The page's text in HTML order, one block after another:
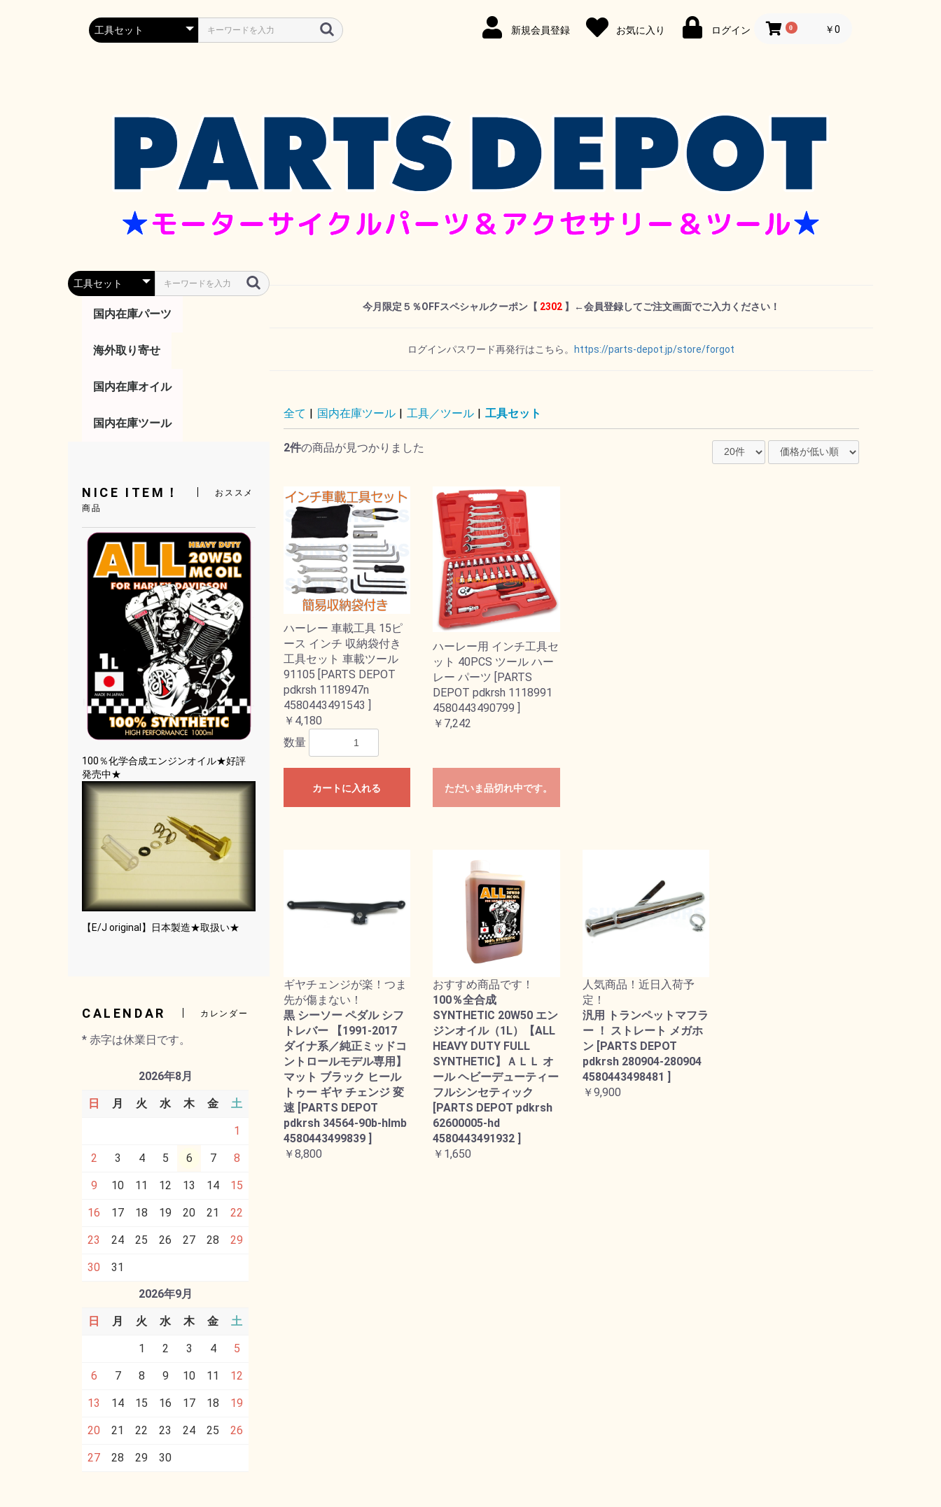
新規会員登録 お気に入り ログイン 0 ￥0
国内在庫パーツ
コントロール
サスペンション
タイヤ／ホイール
タンク／フェンダー
トランスミッション／
フットコントロール
ボディー
マフラー／排気系
ライト／ウインカー
ラック／キャリア
電気系／エレクトリッ
ブレーキ
エアー／吸気系 オイルゲージ
海外取り寄せ
国内在庫オイル
オイル／フィルター ALL オール
SPECTRO スペクトロ
REVTECH レブテック
Royal Purple ロイヤル
ハーレーダビッドソン
MOTOR FACTORYモ
DRAG ドラッグスペシ
MOTUL モチュール
バッテリー
国内在庫ツール
NICE ITEM！
おススメ
商品
100％化学合成エンジンオイル★好評
発売中★
【E/J original】日本製造★取扱い★
CALENDAR カレンダー
* 赤字は休業日です。
2026年8月
日 月 火 水 木 金 土
1
2 3 4 5 6 7 8
9 10 11 12 13 14 15
16 17 18 19 20 21 22
23 24 25 26 27 28 29
30
31
2026年9月
日 月 火 水 木 金 土
1 2 3 4 5
6 7 8 9 10 11 12
13 14 15 16 17 18 19
20 21 22 23 24 25 26
27 28 29 30
今月限定５％OFFスペシャルクーポン【 2302】←会員登録してご注文画面でご入力ください！
ログインパスワード再発行はこちら。 https://parts-depot.jp/store/forgot
全て 国内在庫ツール 工具／ツール 工具セット
2件の商品が見つかりました
ハーレー 車載工具 15ピ
ース インチ 収納袋付き
工具セット 車載ツール
91105 [PARTS DEPOT
pdkrsh 1118947n
4580443491543 ]
￥4,180
数量
カートに入れる
ハーレー用 インチ工具セ
ット 40PCS ツール ハー
レー パーツ [PARTS
DEPOT pdkrsh 1118991
4580443490799 ]
￥7,242
ただいま品切れ中です。
ギヤチェンジが楽！つま
先が傷まない！
黒 シーソー ペダル シフ
トレバー 【1991-2017
ダイナ系／純正ミッドコ
ントロールモデル専用】
マット ブラック ヒール
トゥー ギヤ チェンジ 変
速 [PARTS DEPOT
pdkrsh 34564-90b-hlmb
4580443499839 ]
￥8,800
おすすめ商品です！
100％全合成
SYNTHETIC 20W50 エン
ジンオイル（1L）【ALL
HEAVY DUTY FULL
SYNTHETIC】ＡＬＬ オ
ール ヘビーデューティー
フルシンセティック
[PARTS DEPOT pdkrsh
62600005-hd
4580443491932 ]
￥1,650
人気商品！近日入荷予
定！
汎用 トランペットマフラ
ー ！ ストレート メガホ
ン [PARTS DEPOT
pdkrsh 280904-280904
4580443498481 ]
￥9,900